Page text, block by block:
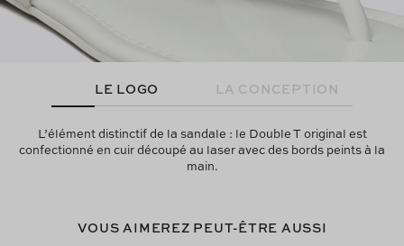
LE LOGO LA CONCEPTION
L’élément distinctif de la sandale : le Double T original est
confectionné en cuir découpé au laser avec des bords peints à la
main.
VOUS AIMEREZ PEUT-ÊTRE AUSSI